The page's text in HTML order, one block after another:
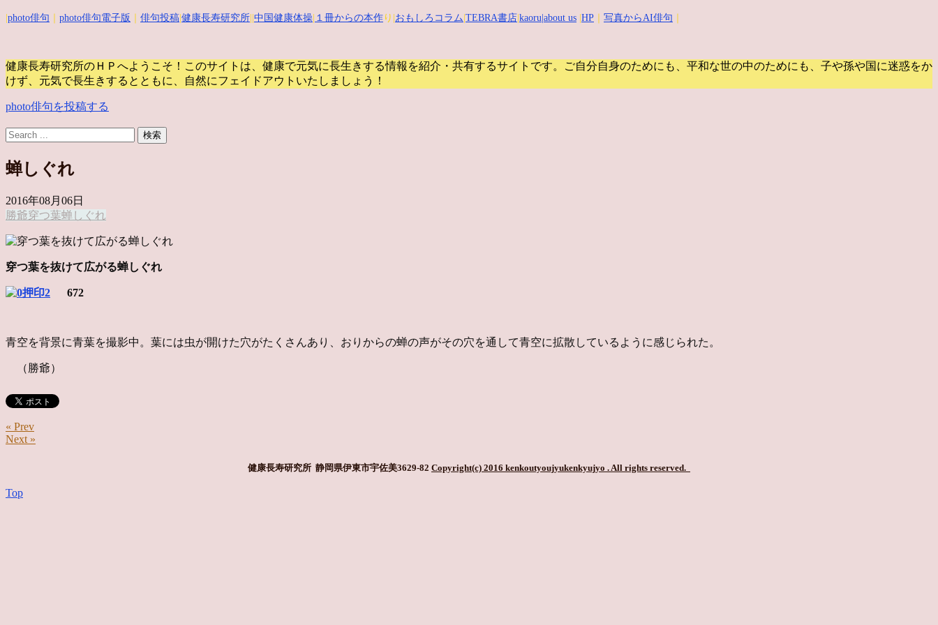
photo俳句 photo俳句電子版 俳句投稿 健康長寿研究所 中国健康体操 １冊からの本作 り| おもしろコラム TEBRA書店 kaoru |about us HP 写真からAI俳句
健康長寿研究所のＨＰへようこそ！このサイトは、健康で元気に長生きする情報を紹介・共有するサイトです。
ご自分自身のためにも、平和な世の中のためにも、子や孫や国に迷惑をか
けず、元気で長生きするとともに、自然にフェイドアウトいたしましょう！
photo俳句を投稿する
蝉しぐれ
2016年08月06日
勝爺穿つ葉蝉しぐれ
穿つ葉を抜けて広がる蝉しぐれ
672
青空を背景に青葉を撮影中。葉には虫が開けた穴がたくさんあり、おりからの蝉の声がその穴を通して青空に拡散しているように感じられた。
（勝爺）
« Prev
Next »
健康長寿研究所 静岡県伊東市宇佐美3629-82 Copyright(c) 2016 kenkoutyoujyukenkyujyo . All rights reserved.
Top